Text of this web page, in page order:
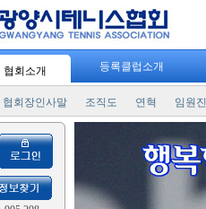
회소개 등록클럽소개
협회장인사말 조직도 연혁 임원진